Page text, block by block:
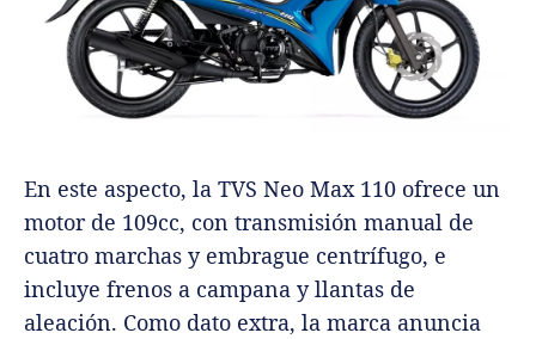
En este aspecto, la TVS Neo Max 110 ofrece un
motor de 109cc, con transmisión manual de
cuatro marchas y embrague centrífugo, e
incluye frenos a campana y llantas de
aleación. Como dato extra, la marca anuncia